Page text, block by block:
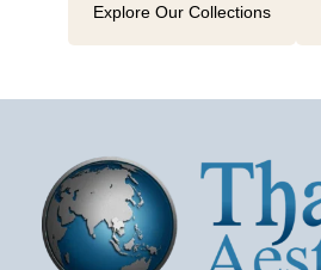
Explore Our Collections